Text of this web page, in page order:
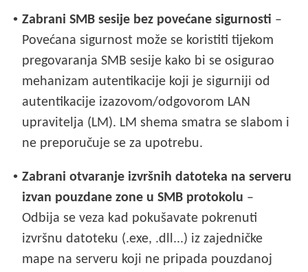
• Zabrani SMB sesije bez povećane sigurnosti –
Povećana sigurnost može se koristiti tijekom
pregovaranja SMB sesije kako bi se osigurao
mehanizam autentikacije koji je sigurniji od
autentikacije izazovom/odgovorom LAN
upravitelja (LM). LM shema smatra se slabom i
ne preporučuje se za upotrebu.
• Zabrani otvaranje izvršnih datoteka na serveru
izvan pouzdane zone u SMB protokolu –
Odbija se veza kad pokušavate pokrenuti
izvršnu datoteku (.exe, .dll...) iz zajedničke
mape na serveru koji ne pripada pouzdanoj